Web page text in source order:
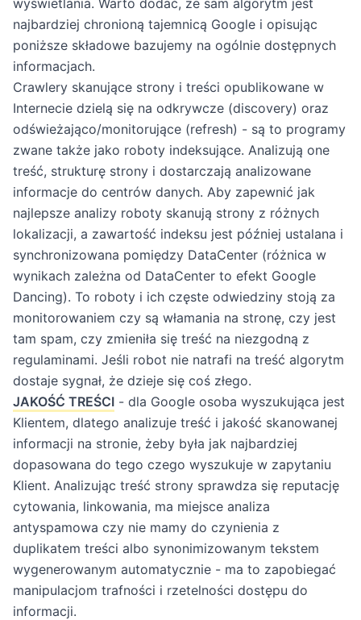
najbardziej chronioną tajemnicą Google i opisując
poniższe składowe bazujemy na ogólnie dostępnych
informacjach.
Crawlery skanujące strony i treści opublikowane w
Internecie dzielą się na odkrywcze (discovery) oraz
odświeżająco/monitorujące (refresh) - są to programy
zwane także jako roboty indeksujące. Analizują one
treść, strukturę strony i dostarczają analizowane
informacje do centrów danych. Aby zapewnić jak
najlepsze analizy roboty skanują strony z różnych
lokalizacji, a zawartość indeksu jest później ustalana i
synchronizowana pomiędzy DataCenter (różnica w
wynikach zależna od DataCenter to efekt Google
Dancing). To roboty i ich częste odwiedziny stoją za
monitorowaniem czy są włamania na stronę, czy jest
tam spam, czy zmieniła się treść na niezgodną z
regulaminami. Jeśli robot nie natrafi na treść algorytm
dostaje sygnał, że dzieje się coś złego.
JAKOŚĆ TREŚCI - dla Google osoba wyszukująca jest
Klientem, dlatego analizuje treść i jakość skanowanej
informacji na stronie, żeby była jak najbardziej
dopasowana do tego czego wyszukuje w zapytaniu
Klient. Analizując treść strony sprawdza się reputację
cytowania, linkowania, ma miejsce analiza
antyspamowa czy nie mamy do czynienia z
duplikatem treści albo synonimizowanym tekstem
wygenerowanym automatycznie - ma to zapobiegać
manipulacjom trafności i rzetelności dostępu do
informacji.